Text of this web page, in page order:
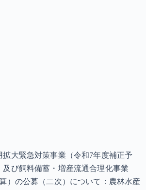
拡大緊急対策事業（令和7年度補正予
及び飼料備蓄・増産流通合理化事業
）の公募（二次）について：農林水産